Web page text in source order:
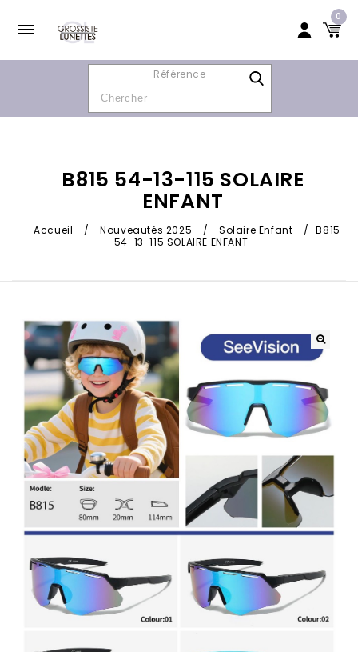
0
Référence
B815 54-13-115 SOLAIRE
ENFANT
Accueil / Nouveautés 2025 / Solaire Enfant /
B815
54-13-115 SOLAIRE ENFANT